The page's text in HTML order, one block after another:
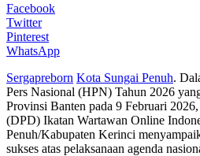
Facebook
Twitter
Pinterest
WhatsApp
Sergapreborn Kota Sungai Penuh.
Pers Nasional (HPN) Tahun 2026
Provinsi Banten pada 9 Februari
(DPD) Ikatan Wartawan Online
Penuh/Kabupaten Kerinci
sukses atas pelaksanaan agenda